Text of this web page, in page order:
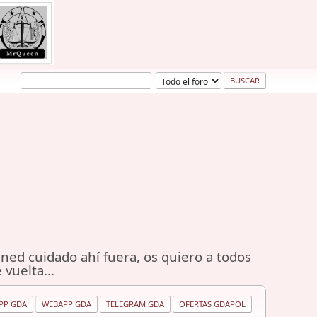
cuidado ahí fuera, os quiero a todos
vuelta...
GDA WEBAPP GDA TELEGRAM GDA OFERTAS GDAPOL